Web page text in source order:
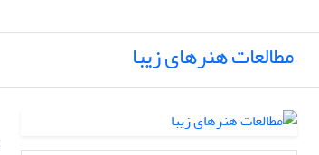
مطالعات هنرهای زیبا